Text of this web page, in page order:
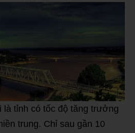
tỉnh có tốc độ tăng trưởng
trung. Chỉ sau gần 10